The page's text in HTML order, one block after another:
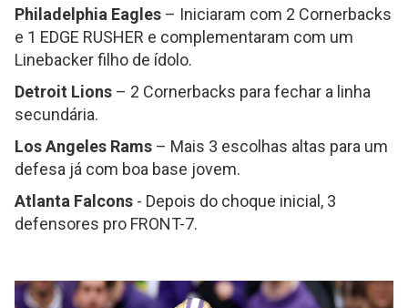
Philadelphia Eagles – Iniciaram com 2 Cornerbacks
e 1 EDGE RUSHER e complementaram com um
Linebacker filho de ídolo.
Detroit Lions – 2 Cornerbacks para fechar a linha
secundária.
Los Angeles Rams – Mais 3 escolhas altas para um
defesa já com boa base jovem.
Atlanta Falcons - Depois do choque inicial, 3
defensores pro FRONT-7.